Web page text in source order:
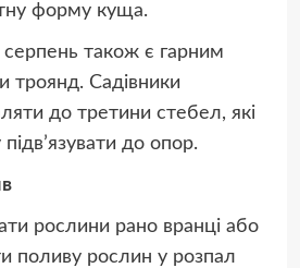
форму куща.
також є гарним
троянд. Садівники
до третини стебел, які
до опор.
рослини рано вранці або
поливу рослин у розпал